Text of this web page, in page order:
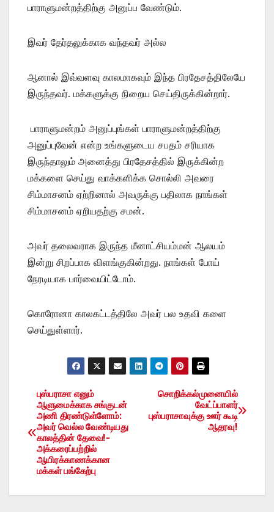
பாராளுமன்றத்திற்கு அனுப்ப வேண்டும்.
இவர் தேர்தலுக்காக வந்தவர் அல்ல
ஆனால் இவ்வளவு காலமாகவும் இந்த பிரதேசத்திலேயே
இருந்தவர். மக்களுக்கு நிறைய செய்திருக்கின்றார்.
பாராளுமன்றம் அனுப்புங்கள் பாராளுமன்றத்திற்கு
அனுப்புவேன் என்ற உங்களுடைய சபதம் சரியாக
இருந்தாலும் அனைத்து பிரதேசத்தில் இருக்கின்ற
மக்களை செய்து வாக்களிக்க சொல்லி அவரை
சிம்மாசனம் ஏற்றினால் அவருக்கு பதிலாக நாங்கள்
சிம்மாசனம் ஏறியதற்கு சமன்.
அவர் தலைவராக இருந்த மீனாட்சியம்மன் ஆலயம்
இன்று சிறப்பாக விளங்குகின்றது. நாங்கள் போய்
நேரடியாக பார்வையிட்டோம்.
கொரோனா காலகட்டத்திலே அவர் பல உதவி களை
செய்துள்ளார்.
Post
navigation
சொறிக்கல்முனையில்
வேட்ப்பாளர்
புஸ்பராசாவுக்கு ஊர் கூடி
ஆதரவு!
புஸ்பராசா எனும்
ஆளுமைக்காக சங்குடன்
அணி திரண்டுள்ளோம்:
அவர் வெல்ல வேண்டியது
காலத்தின் தேவை!-
அக்கரைப்பற்றில்
ஆயிரக்காணக்கான
மக்கள் பங்கேற்பு